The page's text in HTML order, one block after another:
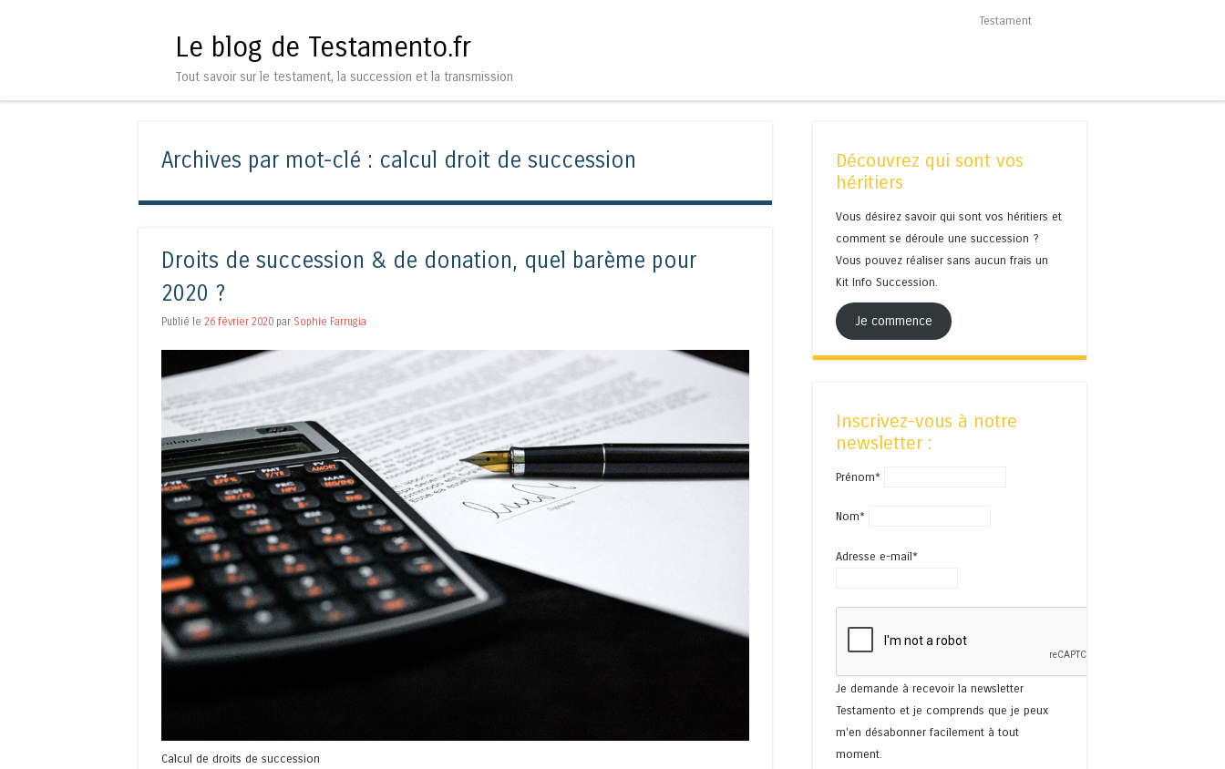
Le blog de Testamento.fr
Tout savoir sur le testament, la succession et la transmission
Testament
Archives par mot-clé : calcul droit de succession
Droits de succession & de donation, quel barème pour
2020 ?
Publié le 26 février 2020 par Sophie Farrugia
Calcul de droits de succession
Découvrez qui sont vos
héritiers
Vous désirez savoir qui sont vos héritiers et
comment se déroule une succession ?
Vous pouvez réaliser sans aucun frais un
Kit Info Succession.
Je commence
Inscrivez-vous à notre
newsletter :
Prénom*
Nom*
Adresse e-mail*
Je demande à recevoir la newsletter
Testamento et je comprends que je peux
m'en désabonner facilement à tout
moment.